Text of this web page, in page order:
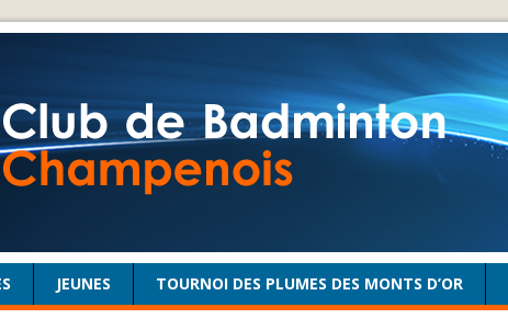
JEUNES TOURNOI DES PLUMES DES MONTS D’OR